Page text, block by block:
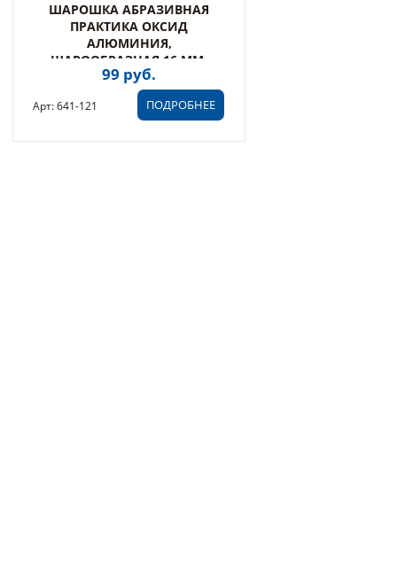
ШАРОШКА АБРАЗИВНАЯ
ПРАКТИКА ОКСИД
АЛЮМИНИЯ,
ШАРООБРАЗНАЯ 16 ММ,
ХВОСТ 6 ММ, БЛИСТЕР (641-
121)
99 руб.
ПОДРОБНЕЕ
Арт: 641-121